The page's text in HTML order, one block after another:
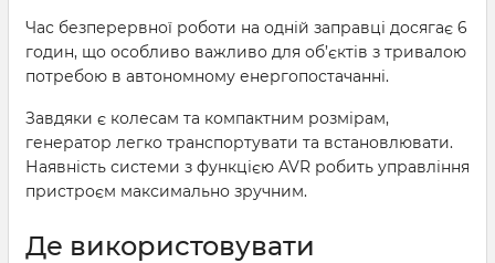
Час безперервної роботи на одній заправці досягає 6
годин, що особливо важливо для об’єктів з тривалою
потребою в автономному енергопостачанні.
Завдяки є колесам та компактним розмірам,
генератор легко транспортувати та встановлювати.
Наявність системи з функцією AVR робить управління
пристроєм максимально зручним.
Де використовувати